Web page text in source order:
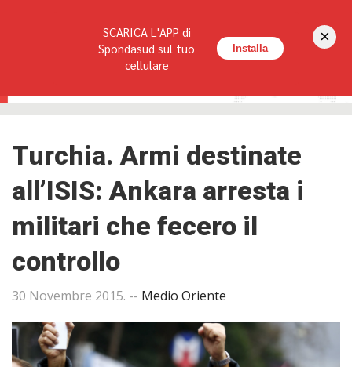
HOME LA RIVISTA REDAZIONE CONTATTI
Turchia. Armi destinate
all’ISIS: Ankara arresta i
militari che fecero il
controllo
30 Novembre 2015. -- Medio Oriente
SCARICA L'APP di
Spondasud sul tuo
cellulare
Installa
×